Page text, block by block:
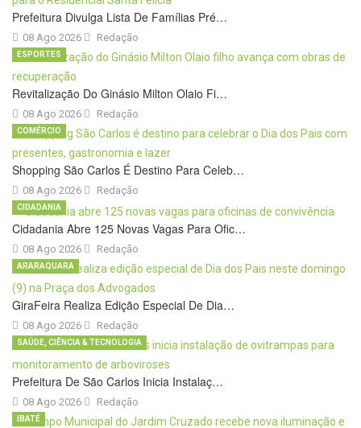
Prefeitura Divulga Lista De Famílias Pré…
08 Ago 2026 Redação
Revitalização Do Ginásio Milton Olaio Fi…
08 Ago 2026
ESPORTES
Redação
Shopping São Carlos É Destino Para Celeb…
08 Ago 2026
COMÉRCIO
Redação
Cidadania Abre 125 Novas Vagas Para Ofic…
08 Ago 2026
CIDADANIA
Redação
GiraFeira Realiza Edição Especial De Dia…
08 Ago 2026
ARARAQUARA
Redação
Prefeitura De São Carlos Inicia Instalaç…
08 Ago 2026
SAÚDE, CIÊNCIA & TECNOLOGIA
Redação
IBATÉ